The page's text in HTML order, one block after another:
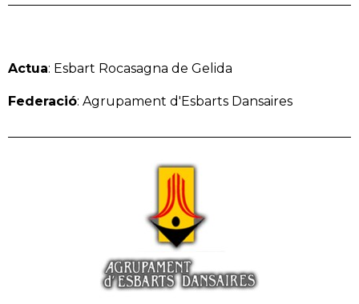
Actua: Esbart Rocasagna de Gelida
Federació: Agrupament d'Esbarts Dansaires